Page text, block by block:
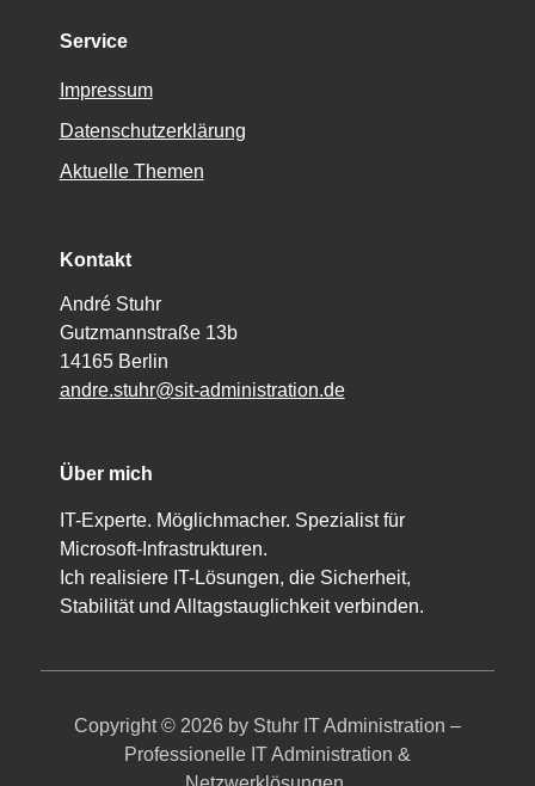
Service
Impressum
Datenschutzerklärung
Aktuelle Themen
Kontakt
André Stuhr
Gutzmannstraße 13b
14165 Berlin
andre.stuhr@sit-administration.de
Über mich
IT-Experte. Möglichmacher. Spezialist für
Microsoft-Infrastrukturen.
Ich realisiere IT-Lösungen, die Sicherheit,
Stabilität und Alltagstauglichkeit verbinden.
Copyright © 2026 by Stuhr IT Administration –
Professionelle IT Administration &